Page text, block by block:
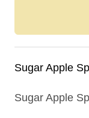
Sugar Apple
Sugar Apple